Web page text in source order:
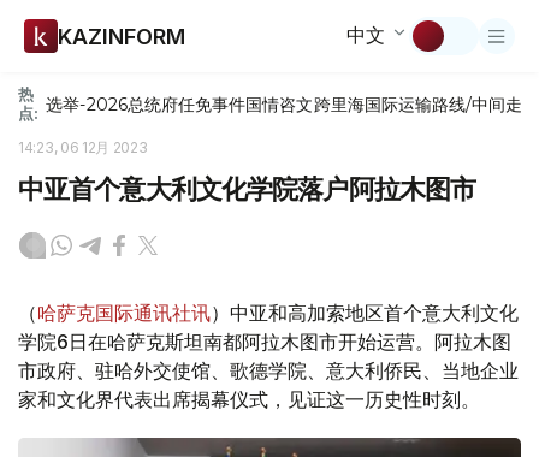
KAZINFORM 中文
热
点: 选举-2026总统府任免事件国情咨文跨里海国际运输路线/中间走廊
14:23, 06 12月 2023
中亚首个意大利文化学院落户阿拉木图市
（哈萨克国际通讯社讯）中亚和高加索地区首个意大利文化
学院6日在哈萨克斯坦南都阿拉木图市开始运营。阿拉木图
市政府、驻哈外交使馆、歌德学院、意大利侨民、当地企业
家和文化界代表出席揭幕仪式，见证这一历史性时刻。